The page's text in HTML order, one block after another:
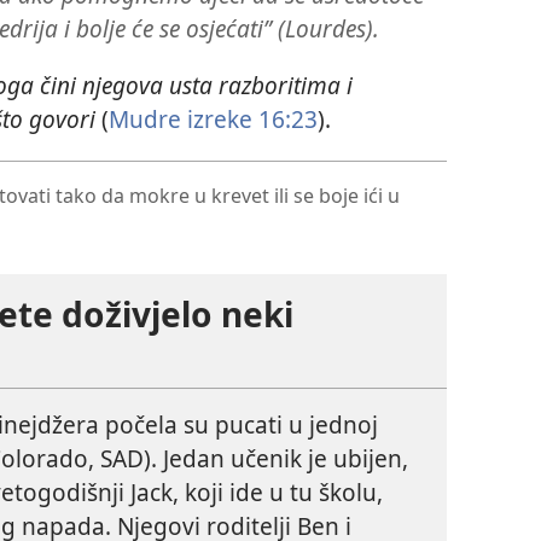
i bolje će se osjećati” (Lourdes).
čini njegova usta razboritima i
govori(Mudre izreke 16:23).
tako da mokre u krevet ili se boje ići u
doživjelo neki
počela su pucati u jednoj
SAD). Jedan učenik je ubijen,
Jack, koji ide u tu školu,
napada. Njegovi roditelji Ben i